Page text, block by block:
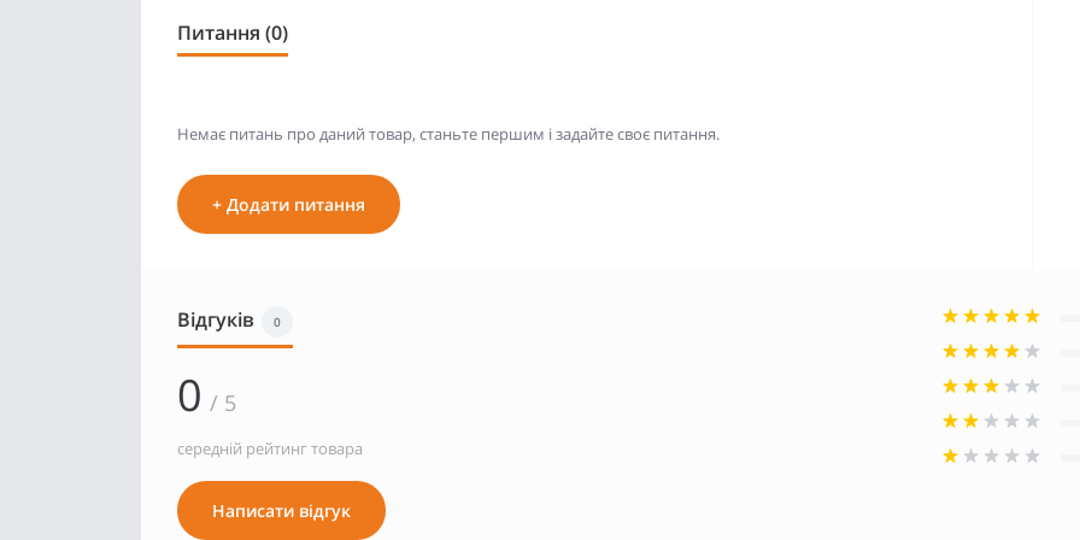
Питання (0)
Немає питань про даний товар, станьте першим і задайте своє питання.
+ Додати питання
Відгуків 0
0 / 5
середній рейтинг товара
Написати відгук